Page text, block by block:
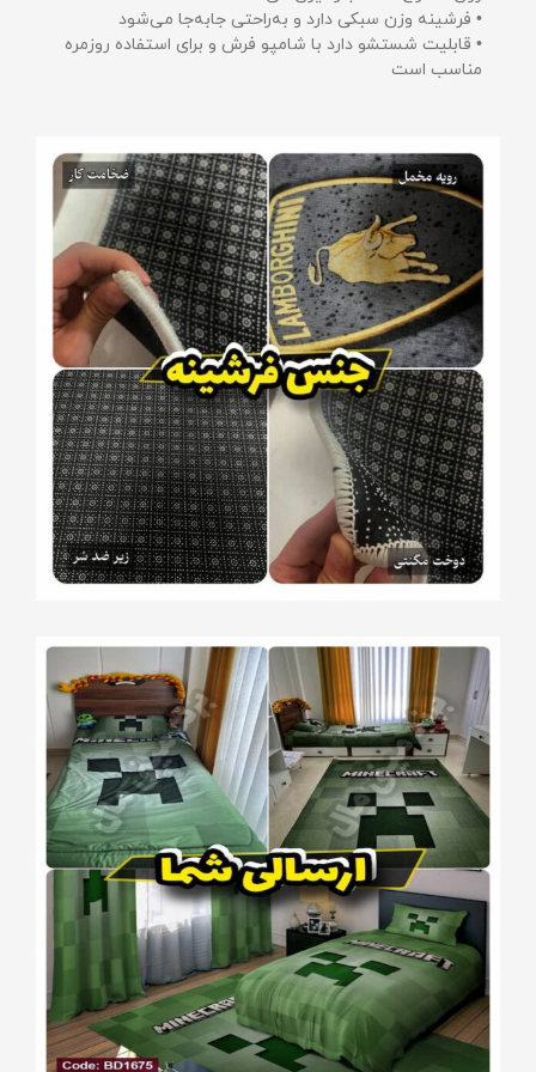
• فرشینه وزن سبکی دارد و به‌راحتی جابه‌جا می‌شود
• قابلیت شستشو دارد با شامپو فرش و برای استفاده روزمره
مناسب است